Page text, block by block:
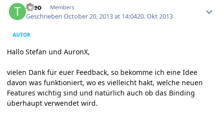
theo Members
GeschriebenOctober 20, 2013 at 14:0420. Okt 2013
AUTOR
Hallo Stefan und AuronX,
vielen Dank für euer Feedback, so bekomme ich eine Idee
davon was funktioniert, wo es vielleicht hakt, welche neuen
Features wichtig sind und natürlich auch ob das Binding
überhaupt verwendet wird.